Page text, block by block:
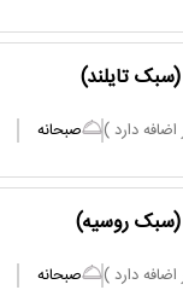
(سبک تایلند)
صبحانه
(سبک روسیه)
صبحانه